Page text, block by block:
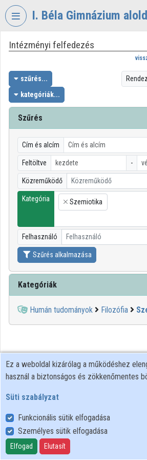
Fejléc kihagyása
I. Béla Gimnázium
VIDEOTORIUM
BÉLA
GIMNÁZIUM
Intézményi kezdőlap
Bejelentkezés
Intézményi felfedezés
Kategóriák
Intézményi listák
Intézmények
Közreműködők
Intézményi felfedezés
szűrés...
kategóriák...
Szűrés
Cím és alcím
Feltöltve -
Közreműködő Közreműködő
Kategória
×
Szemiotika
Felhasználó Felhasználó
Szűrés alkalmazása
Kategóriák
Humán tudományok Filozófia
Felhasználói szabályzat
Adatkezelési tájékoztató
Süti szabályzat
Ez a weboldal kizárólag a működéshez
használ a biztonságos és zökkenőmentes
Süti szabályzat
Funkcionális sütik elfogadása
Személyes sütik elfogadása
Elfogad Elutasít